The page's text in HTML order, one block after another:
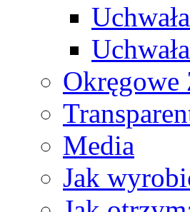
Media
Jak